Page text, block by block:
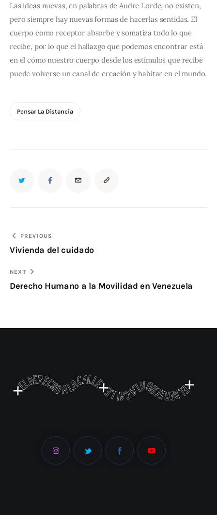
Las ideas nuevas, en palabras de Audre Lorde, no existen,
pero siempre hay nuevas formas de hacerlas sentidas. El
cuerpo como receptor absorbe y somatiza todo lo que
recibe, por lo que el hallazgo que podemos encontrar está
en el cómo nuestro cuerpo desde los estímulos que recibe
puede volverse un canal de creación y habitar en el mundo.
Pensar La Distancia
PREVIOUS
Vivienda del cuidado
NEXT
Derecho Humano a la Movilidad en Venezuela